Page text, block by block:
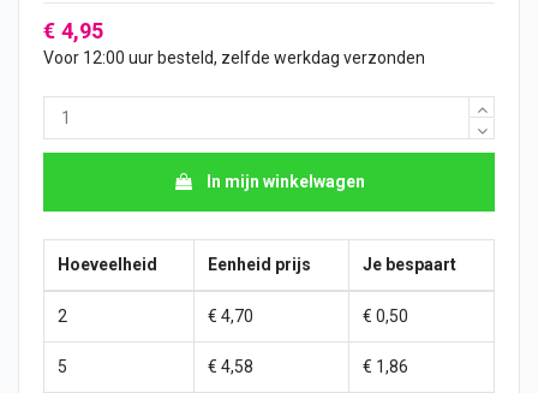
€ 4,95
Voor 12:00 uur besteld, zelfde werkdag verzonden
In mijn winkelwagen
Hoeveelheid Eenheid prijs Je bespaart
2 € 4,70 € 0,50
5 € 4,58 € 1,86